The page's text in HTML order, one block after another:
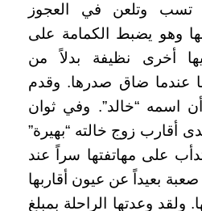
تسب وتلعن في العجوز
وهو يضبط الكمامة على
أخرى نظيفة بدلاً من
عندما ضاق صدرها. وقدم
اسمه “خالد”. وفي ثوان
أقارب زوج خالته “بهيرة”
على مهاتفتها سراً عند
صعبة بعيداً عن عيون أقاربها
ولقد وعدتها الراحلة بمبلغ